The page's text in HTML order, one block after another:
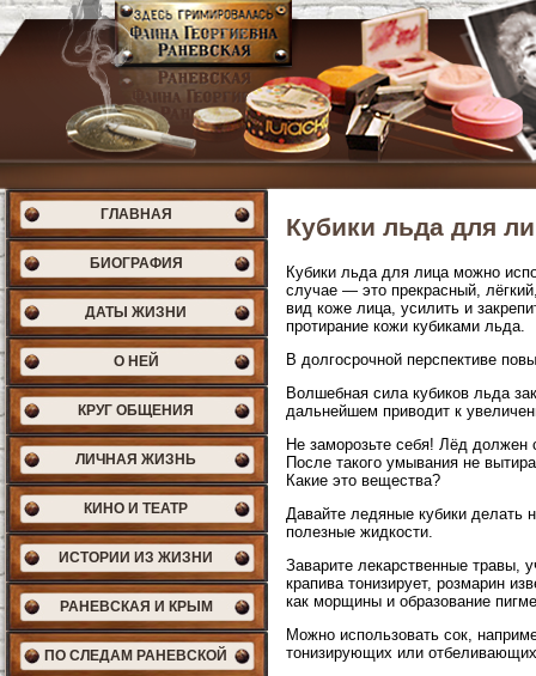
ГЛАВНАЯ
БИОГРАФИЯ
ДАТЫ ЖИЗНИ
О НЕЙ
КРУГ ОБЩЕНИЯ
ЛИЧНАЯ ЖИЗНЬ
КИНО И ТЕАТР
ИСТОРИИ ИЗ ЖИЗНИ
РАНЕВСКАЯ И КРЫМ
ПО СЛЕДАМ РАНЕВСКОЙ
Кубики льда для
Кубики льда для лица можно
случае — это прекрасный,
вид коже лица, усилить и
протирание кожи кубиками льда.
В долгосрочной перспективе
Волшебная сила кубиков льда
дальнейшем приводит к
Не заморозьте себя! Лёд должен
После такого умывания не
Какие это вещества?
Давайте ледяные кубики делать
полезные жидкости.
Заварите лекарственные травы,
крапива тонизирует, розмарин
как морщины и образование
Можно использовать сок,
тонизирующих или